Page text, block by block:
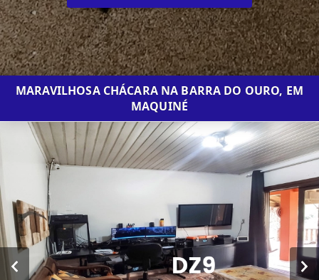
MARAVILHOSA CHÁCARA NA BARRA DO OURO, EM
MAQUINÉ